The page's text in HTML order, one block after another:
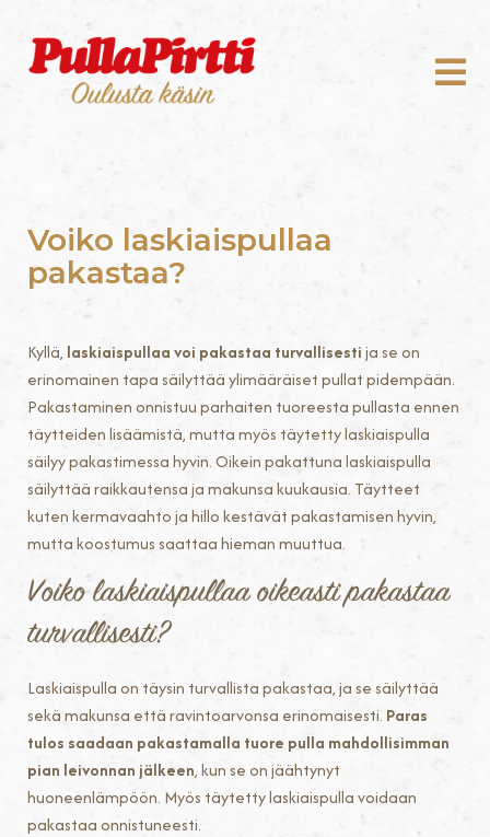
Voiko laskiaispullaa
pakastaa?
Kyllä, laskiaispullaa voi pakastaa turvallisestija se on
erinomainen tapa säilyttää ylimääräiset pullat pidempään.
Pakastaminen onnistuu parhaiten tuoreesta pullasta ennen
täytteiden lisäämistä, mutta myös täytetty laskiaispulla
säilyy pakastimessa hyvin. Oikein pakattuna laskiaispulla
säilyttää raikkautensa ja makunsa kuukausia. Täytteet
kuten kermavaahto ja hillo kestävät pakastamisen hyvin,
mutta koostumus saattaa hieman muuttua.
Voiko laskiaispullaa oikeasti pakastaa
turvallisesti?
Laskiaispulla on täysin turvallista pakastaa, ja se säilyttää
sekä makunsa että ravintoarvonsa erinomaisesti. Paras
tulos saadaan pakastamalla tuore pulla mahdollisimman
pian leivonnan jälkeen, kun se on jäähtynyt
huoneenlämpöön. Myös täytetty laskiaispulla voidaan
pakastaa onnistuneesti.